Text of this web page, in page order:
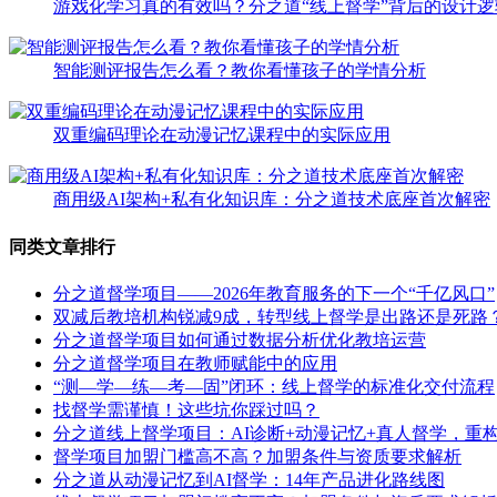
游戏化学习真的有效吗？分之道“线上督学”背后的设计
智能测评报告怎么看？教你看懂孩子的学情分析
双重编码理论在动漫记忆课程中的实际应用
商用级AI架构+私有化知识库：分之道技术底座首次解密
同类文章排行
分之道督学项目——2026年教育服务的下一个“千亿风口”
双减后教培机构锐减9成，转型线上督学是出路还是死路
分之道督学项目如何通过数据分析优化教培运营
分之道督学项目在教师赋能中的应用
“测—学—练—考—固”闭环：线上督学的标准化交付流程
找督学需谨慎！这些坑你踩过吗？
分之道线上督学项目：AI诊断+动漫记忆+真人督学，重
督学项目加盟门槛高不高？加盟条件与资质要求解析
分之道从动漫记忆到AI督学：14年产品进化路线图